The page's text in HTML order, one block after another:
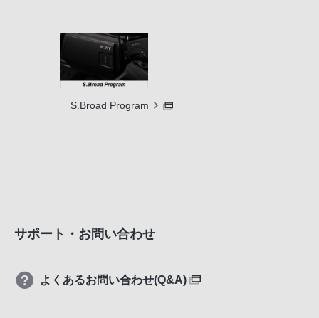
S.Broad Program
サポート・お問い合わせ
よくあるお問い合わせ(Q&A)